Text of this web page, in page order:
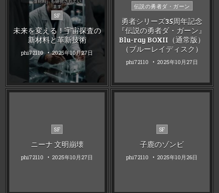
Posted
in
SF
未来を変える！宇宙探査の
新材料と革新技術
phi72110 2025年10月27日
Posted
伝説の勇者ダ・ガーン
勇者シリーズ35周年記念
『伝説の勇者ダ・ガーン』
Blu-ray BOXII（通常版）
（ブルーレイディスク）
phi72110 2025年10月27日
Posted
SF
ニーナ 文明崩壊
phi72110 2025年10月27日
Posted
SF
子鹿のゾンビ
phi72110 2025年10月26日